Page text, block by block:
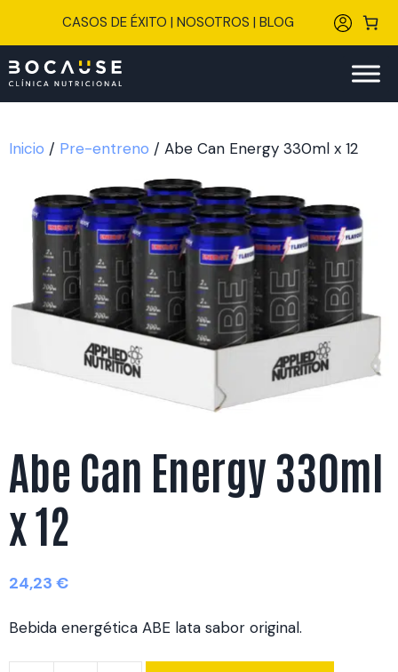
CASOS DE ÉXITO | NOSOTROS | BLOG
Inicio / Pre-entreno / Abe Can Energy 330ml x 12
Abe Can Energy 330ml
x 12
24,23 €
Bebida energética ABE lata sabor original.